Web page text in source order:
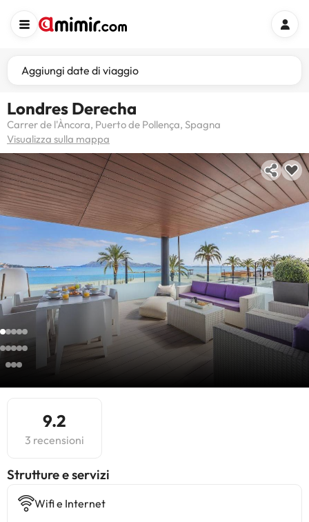
Aggiungi date di viaggio
Londres Derecha
Carrer de l'Àncora, Puerto de Pollença, Spagna
Visualizza sulla mappa
9.2
3 recensioni
​Strutture e servizi
Wifi e Internet